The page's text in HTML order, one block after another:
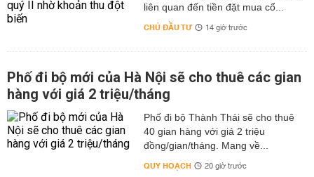
liên quan đến tiền đặt mua cổ...
CHỦ ĐẦU TƯ 14 giờ trước
Phố đi bộ mới của Hà Nội sẽ cho thuê các gian
hàng với giá 2 triệu/tháng
Phố đi bộ Thành Thái sẽ cho thuê
40 gian hàng với giá 2 triệu
đồng/gian/tháng. Mang về...
QUY HOẠCH 20 giờ trước